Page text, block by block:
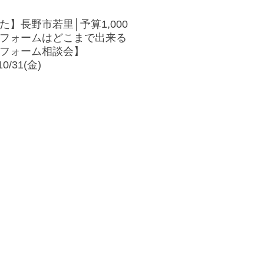
】長野市若里│予算1,000
ォームはどこまで出来る
ォーム相談会】
31(金)